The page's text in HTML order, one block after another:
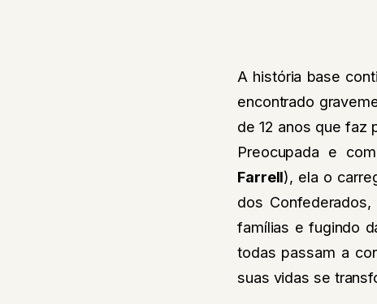
A história base
encontrado
de 12 anos que faz
Preocupada e
Farrell), ela o
dos
famílias e fugindo
todas passam a
suas vidas se